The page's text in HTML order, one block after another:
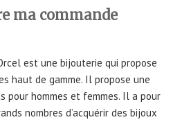
ma commande
est une bijouterie qui propose
haut de gamme. Il propose une
pour hommes et femmes. Il a pour
nombres d’acquérir des bijoux